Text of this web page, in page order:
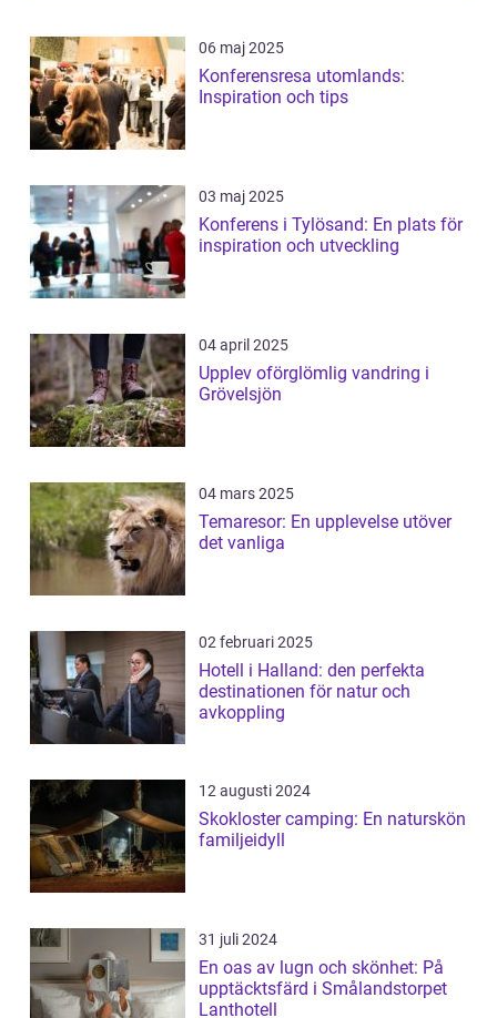
06 maj 2025
Konferensresa utomlands:
Inspiration och tips
03 maj 2025
Konferens i Tylösand: En plats för
inspiration och utveckling
04 april 2025
Upplev oförglömlig vandring i
Grövelsjön
04 mars 2025
Temaresor: En upplevelse utöver
det vanliga
02 februari 2025
Hotell i Halland: den perfekta
destinationen för natur och
avkoppling
12 augusti 2024
Skokloster camping: En naturskön
familjeidyll
31 juli 2024
En oas av lugn och skönhet: På
upptäcktsfärd i Smålandstorpet
Lanthotell